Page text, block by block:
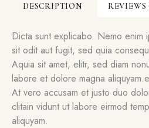
DESCRIPTION REVIEWS
Dicta sunt explicabo. Nemo enim
sit odit aut fugit, sed quia
Aquia sit amet, elitr, sed diam
labore et dolore magna
At vero accusam et justo duo
clitain vidunt ut labore eirmod
aliquyam.